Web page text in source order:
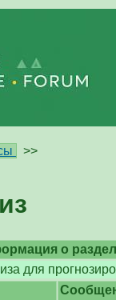
>>
о
для